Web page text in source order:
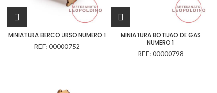
MINIATURA BERCO URSO NUMERO 1
REF: 00000752
MINIATURA BOTIJAO DE GAS
NUMERO 1
REF: 00000798